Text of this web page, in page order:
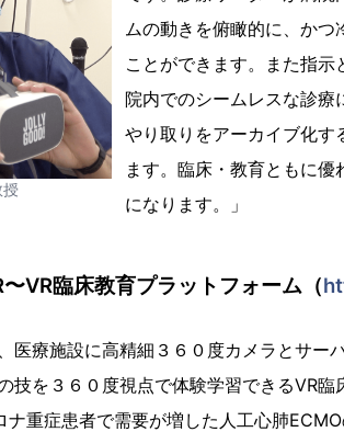
授
ムの動きを俯瞰的に、か
ことができます。また指
院内でのシームレスな診療
やり取りをアーカイブ化す
ます。臨床・教育ともに
になります。」
VR臨床教育プラットフォーム（
医療施設に高精細３６０度カメラとサー
技を３６０度視点で体験学習できるVR臨
重症患者で需要が増した人工心肺